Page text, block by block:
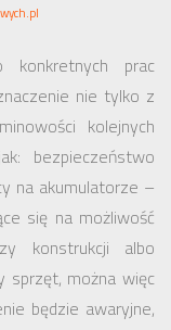
konkretnych prac
nie tylko z
kolejnych
bezpieczeństwo
na akumulatorze –
się na możliwość
konstrukcji albo
sprzęt, można więc
będzie awaryjne,